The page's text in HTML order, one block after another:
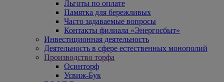
Льготы по оплате
Памятка для бережливых
Часто задаваемые вопросы
Контакты филиала «Энергосбыт»
Инвестиционная деятельность
Деятельность в сфере естественных монополий
Производство торфа
Осинторф
Усвиж-Бук